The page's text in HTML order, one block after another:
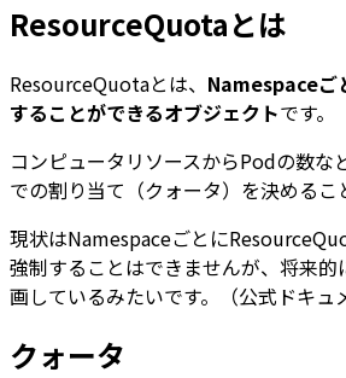
ResourceQuotaとは
ResourceQuotaとは、 Namespaceご
することができるオブジェクトです。
コンピュータリソースからPodの数な
での割り当て（クォータ）を決めるこ
現状はNamespaceごとに
強制することはできませんが、将来
画しているみたいです。（公式ドキュ
クォータ